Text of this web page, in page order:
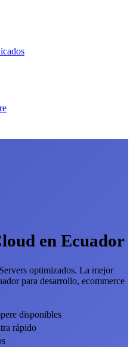
en Ecuador
optimizados. La mejor
para desarrollo, ecommerce
disponibles
rápido